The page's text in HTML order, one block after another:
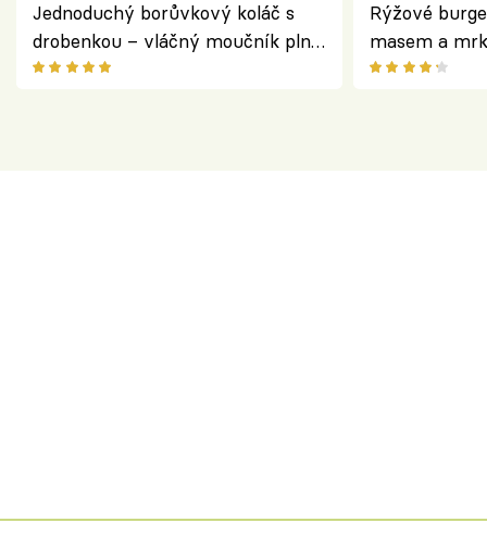
Jednoduchý borůvkový koláč s
drobenkou – vláčný moučník plný
ovoce
Rýžové
masem a
salátem –